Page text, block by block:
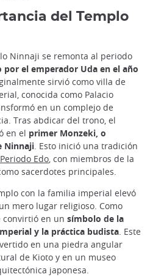
del Templo
Ninnaji se remonta al periodo
por el emperador Uda en el año
sirvió como villa de
conocida como Palacio
en un complejo de
Tras abdicar del trono, el
en el primer Monzeki, o
Ninnaji. Esto inició una tradición
Periodo Edo, con miembros de la
sacerdotes principales.
con la familia imperial elevó
mero lugar religioso. Como
convirtió en un símbolo de la
y la práctica budista. Este
en una piedra angular
de Kioto y en un museo
japonesa.